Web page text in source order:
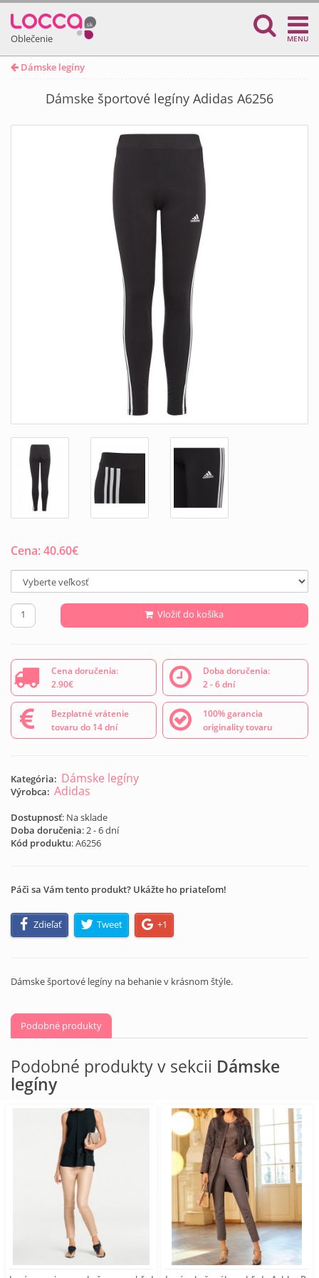
Oblečenie MENU
Dámske legíny
Dámske športové legíny Adidas A6256
Cena:40.60€
Vložiť do košíka
Cena doručenia:
2.90€
Doba doručenia:
2 - 6 dní
Bezplatné vrátenie
tovaru do 14 dní
100% garancia
originality tovaru
Kategória: Dámske legíny
Výrobca: Adidas
Dostupnosť: Na sklade
Doba doručenia: 2 - 6 dní
Kód produktu:A6256
Páči sa Vám tento produkt? Ukážte ho priateľom!
Zdieľať Tweet +1
Dámske športové legíny na behanie v krásnom štýle.
Podobné produkty
Podobné produkty v sekcii Dámske
legíny